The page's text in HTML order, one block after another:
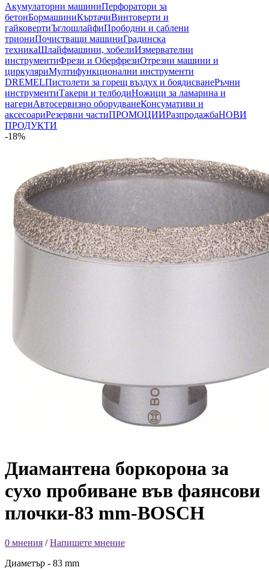
Акумулаторни машиниПерфоратори за
бетонБормашиниКъртачиВинтоверти и
гайковертиЪглошлайфиПрободни и саблени
триониПочистващи машиниГрадинска
техникаШлайфмашини, хобелиИзмервателни
инструментиФрези и ОберфрезиОтрезни машини и
циркуляриМултифункционални инструменти
DREMELПистолети за горещ въздух и боядисванеРъчни
инструментиТакери и телбодиНожици за ламарина и
нагериАвтосервизно оборудванеКонсумативи и
аксесоариРезервни частиПРОМОЦИИРазпродажбаНОВИ
ПРОДУКТИ
-18%
Диамантена боркорона за
сухо пробиване във фаянсови
плочки-83 mm-BOSCH
0 мнения /Напишете мнение
Диаметър - 83 mm